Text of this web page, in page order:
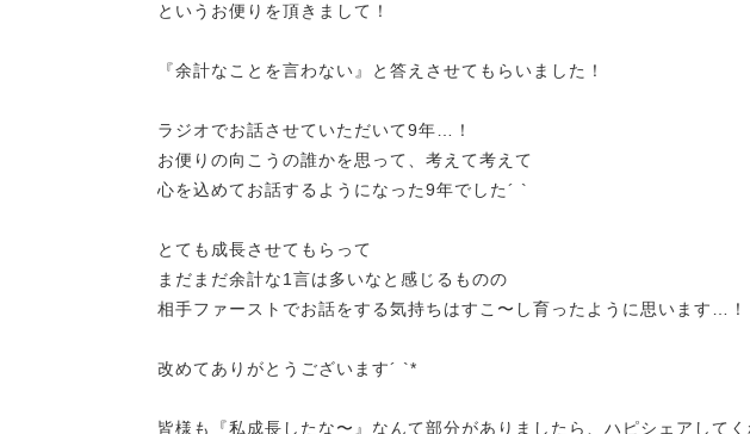
というお便りを頂きまして！
『余計なことを言わない』と答えさせてもらいました！
ラジオでお話させていただいて9年…！
お便りの向こうの誰かを思って、考えて考えて
心を込めてお話するようになった9年でした´ `
とても成長させてもらって
まだまだ余計な1言は多いなと感じるものの
相手ファーストでお話をする気持ちはすこ〜し育ったように思います…！
改めてありがとうございます´ `*
皆様も『私成長したな〜』なんて部分がありましたら、ハピシェアしてく